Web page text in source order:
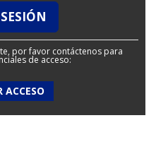
por favor contáctenos para
de acceso:
ACCESO